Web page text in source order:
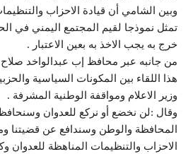
وبين الشامي أن قيادة الاحزاب
تمثل نموذجا لقيم المجتمع اليمني في
خرج به يجب الاخذ به بعين الاعتبار .
من جانبه عبر محافظ إب عبدالواخد صلاح
هذا اللقاء بين المكونات السياسية
وزير الاعلام ومواقفة الوطنية المشرفة .
وقال :لن نخضع أو نركع للعدوان
المحافظة والوطن وسندافع عن قضيتنا
الاحزاب والتنظيمات المناهظة للعدوان